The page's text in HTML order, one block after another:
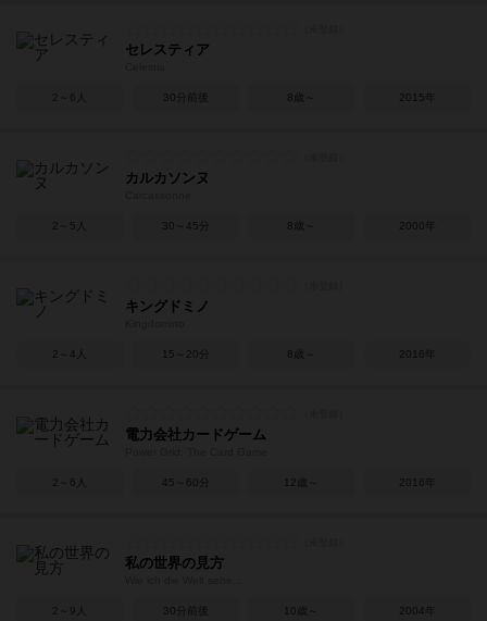
セレスティア
2～6人 30分前後 8歳～ 2015年
カルカソンヌ
2～5人 30～45分 8歳～ 2000年
キングドミノ
2～4人 15～20分 8歳～ 2016年
電力会社カードゲーム
2～6人 45～60分 12歳～ 2016年
私の世界の見方
2～9人 30分前後 10歳～ 2004年